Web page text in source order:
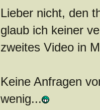
Lieber nicht, den
glaub ich keiner
zweites Video in
Keine Anfragen
wenig...